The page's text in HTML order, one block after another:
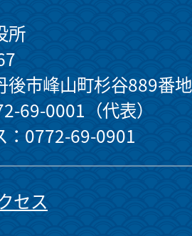
所
後市峰山町杉谷889番地
69-0001（代表）
：0772-69-0901
セス